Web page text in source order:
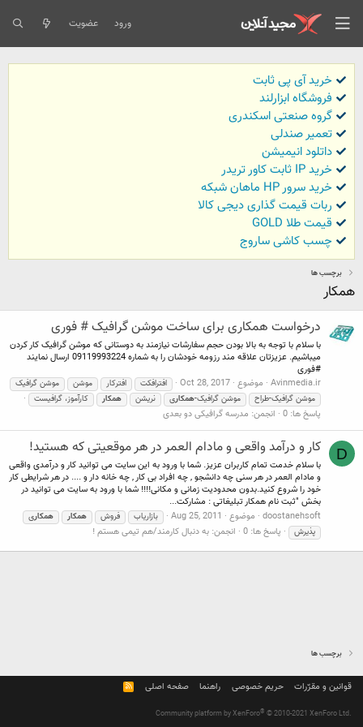
ورود عضویت
خرید آی پی ثابت
فروشگاه ابزارلند
گروه صنعتی اسکندری
تعمیر صندلی
داتلود انیمیشن
خرید IP ثابت کاور تریدر
خرید سرور HP ماهان شبکه
ربات قیمت گذاری دیجی کالا
قیمت طلا GOLD
چسب کاشی ساروج
برچسب ها
همکار
درخواست همکاری برای ساخت موشن گرافیک # فوری
با سلام با توجه به بالا بودن حجم سفارشات نیازمند به دوستانی که موشن گرافیک کار کردن
میباشیم. عزیزتان علاقه مند رزومه خودشان را به شماره 09119993224 ارسال نمایند
#فوری
Avinmedia.ir موضوع Oct 28, 2017 افترافکت افترکار موشن
موشن گرافیک
موشن گرافیک-طراح
موشن گرافیک-همکاری نریشن همکار کارآموز، گرافیست
پاسخ ها: 0 انجمن: مدرسه گرافیکی دو بعدی
D کار و درآمد واقعی و مادام العمر در هر موقعیتی که هستید!
با سلام خدمت تمام کاربران عزیز. شما با ورود به این سایت می توانید کار و درآمدی واقعی
و مادام العمر در هر سنی چه دانشجو , چه افراد بی کار , چه خانه دار و .... در هر شرایطی کار
خود را شروع کنید.بدون محدودیت زمانی و مکانی!!!! شما با ورود به سایت می توانید در
بخش "ثبت نام همکار تبلیغاتی : مشارکت...
doostanehsoft موضوع Aug 25, 2011 بازاریاب فروش همکار همکاری
پذیرش
پاسخ ها: 0 انجمن: به دنبال کارمند/هم تیمی هستم !
برچسب ها
قوانین و مقرّرات حریم خصوصی راهنما صفحه اصلی
R
S
Community platform by XenForo® © 2010-2021 XenForo Ltd.